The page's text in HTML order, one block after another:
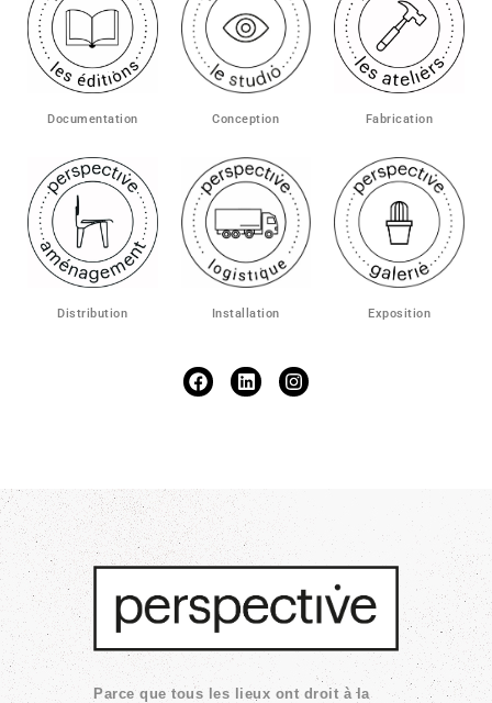
Documentation Conception Fabrication
Distribution Installation Exposition
Parce que tous les lieux ont droit à la